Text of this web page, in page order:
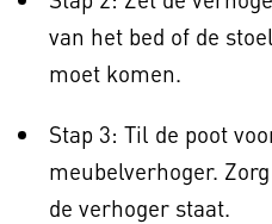
van het bed of de
moet komen.
Stap 3: Til de poot
meubelverhoger.
de verhoger staat.